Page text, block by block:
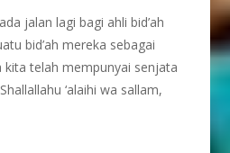
jalan lagi bagi ahli bid’ah
bid’ah mereka sebagai
kita telah mempunyai senjata
‘alaihi wa sallam,